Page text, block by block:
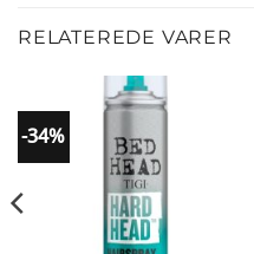
RELATEREDE VARER
-34%